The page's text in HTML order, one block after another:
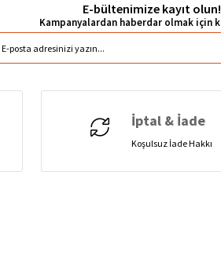
E-bültenimize kayıt olun!
İptal & İade
Koşulsuz İade Hakkı